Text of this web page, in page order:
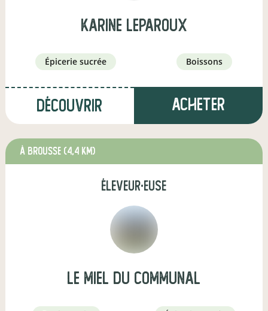
karine Leparoux
épicerie sucrée boissons
Découvrir Acheter
à Brousse (4,4 km)
éleveur·euse
Le miel du Communal